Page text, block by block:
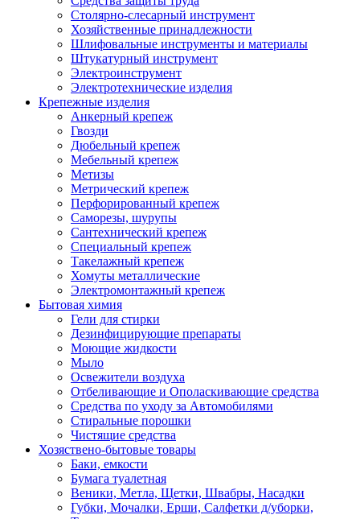
Столярно-слесарный инструмент
Хозяйственные принадлежности
Шлифовальные инструменты и материалы
Штукатурный инструмент
Электроинструмент
Электротехнические изделия
Крепежные изделия
Анкерный крепеж
Гвозди
Дюбельный крепеж
Мебельный крепеж
Метизы
Метрический крепеж
Перфорированный крепеж
Саморезы, шурупы
Сантехнический крепеж
Специальный крепеж
Такелажный крепеж
Хомуты металлические
Электромонтажный крепеж
Бытовая химия
Гели для стирки
Дезинфицирующие препараты
Моющие жидкости
Мыло
Освежители воздуха
Отбеливающие и Ополаскивающие средства
Средства по уходу за Автомобилями
Стиральные порошки
Чистящие средства
Хозяствено-бытовые товары
Баки, емкости
Бумага туалетная
Веники, Метла, Щетки, Швабры, Насадки
Губки, Мочалки, Ерши, Салфетки д/уборки,